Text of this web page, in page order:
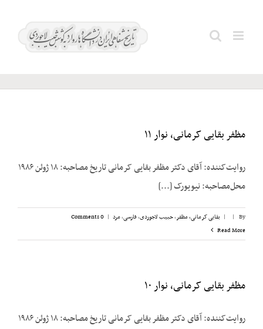
پاکروان؛
مظفر بقایی کرمانی، نوار ۱۱
روایت‌کننده: آقای دکتر مظفر بقایی کرمانی تاریخ مصاحبه: ۱۸ ژوئن ۱۹۸۶
محل‌مصاحبه: نیویورک [...]
By
|
| بقایی کرمانی، مظفر,حبیب لاجوردی,فارسی,مرد |
0 Comments
Read More
مظفر بقایی کرمانی، نوار ۱۰
روایت‌کننده: آقای دکتر مظفر بقایی کرمانی تاریخ مصاحبه: ۱۸ ژوئن ۱۹۸۶